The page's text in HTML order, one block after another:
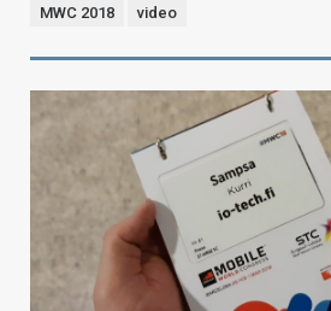
MWC 2018 video